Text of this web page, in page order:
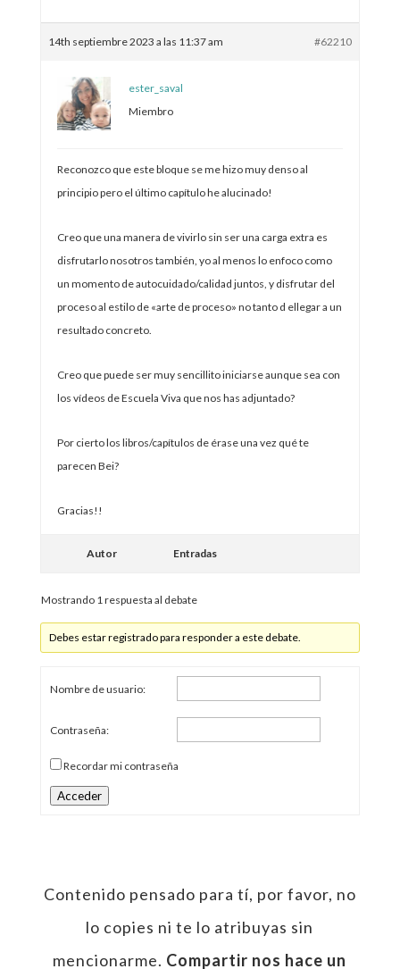
14th septiembre 2023 a las 11:37 am #62210
ester_saval
Miembro
Reconozco que este bloque se me hizo muy denso al
principio pero el último capítulo he alucinado!
Creo que una manera de vivirlo sin ser una carga extra es
disfrutarlo nosotros también, yo al menos lo enfoco como
un momento de autocuidado/calidad juntos, y disfrutar del
proceso al estilo de «arte de proceso» no tanto d ellegar a un
resultado concreto.
Creo que puede ser muy sencillito iniciarse aunque sea con
los vídeos de Escuela Viva que nos has adjuntado?
Por cierto los libros/capítulos de érase una vez qué te
parecen Bei?
Gracias!!
Autor Entradas
Mostrando 1 respuesta al debate
Debes estar registrado para responder a este debate.
Nombre de usuario:
Contraseña:
Recordar mi contraseña
Acceder
Contenido pensado para tí, por favor, no
lo copies ni te lo atribuyas sin
mencionarme. Compartir nos hace un